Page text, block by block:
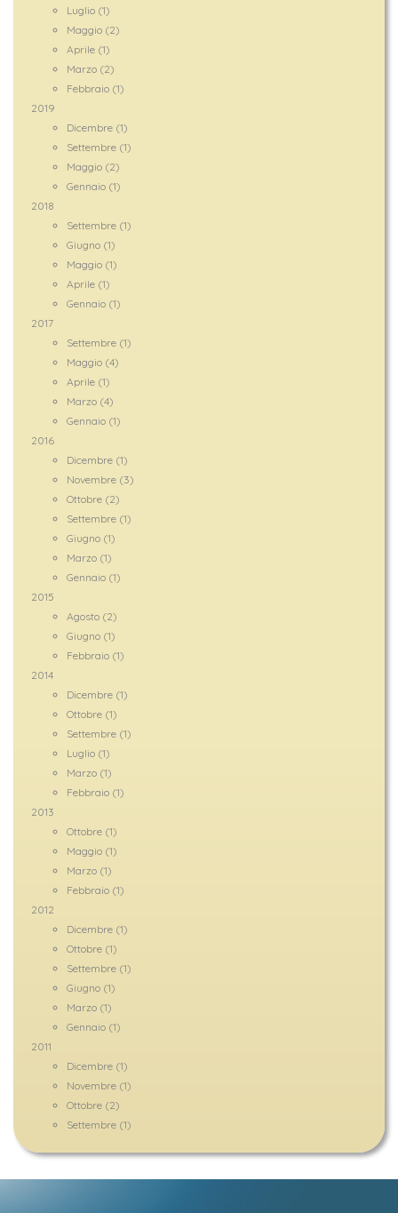
Luglio (1)
Maggio (2)
Aprile (1)
Marzo (2)
Febbraio (1)
2019
Dicembre (1)
Settembre (1)
Maggio (2)
Gennaio (1)
2018
Settembre (1)
Giugno (1)
Maggio (1)
Aprile (1)
Gennaio (1)
2017
Settembre (1)
Maggio (4)
Aprile (1)
Marzo (4)
Gennaio (1)
2016
Dicembre (1)
Novembre (3)
Ottobre (2)
Settembre (1)
Giugno (1)
Marzo (1)
Gennaio (1)
2015
Agosto (2)
Giugno (1)
Febbraio (1)
2014
Dicembre (1)
Ottobre (1)
Settembre (1)
Luglio (1)
Marzo (1)
Febbraio (1)
2013
Ottobre (1)
Maggio (1)
Marzo (1)
Febbraio (1)
2012
Dicembre (1)
Ottobre (1)
Settembre (1)
Giugno (1)
Marzo (1)
Gennaio (1)
2011
Dicembre (1)
Novembre (1)
Ottobre (2)
Settembre (1)